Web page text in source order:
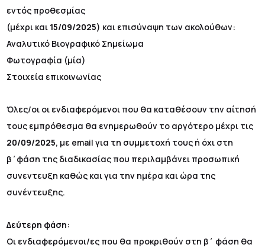
εντός προθεσμίας
(μέχρι και 15/09/2025) και επισύναψη των ακολούθων:
Αναλυτικό Βιογραφικό Σημείωμα
Φωτογραφία (μία)
Στοιχεία επικοινωνίας
Όλες/οι οι ενδιαφερόμενοι που θα καταθέσουν την αίτησή
τους εμπρόθεσμα θα ενημερωθούν το αργότερο μέχρι τις
20/09/2025, με email για τη συμμετοχή τους ή όχι στη
β΄φάση της διαδικασίας που περιλαμβάνει προσωπική
συνεντευξη καθώς και για την ημέρα και ώρα της
συνέντευξης.
Δεύτερη φάση:
Οι ενδιαφερόμενοι/ες που θα προκριθούν στη β΄ φάση θα